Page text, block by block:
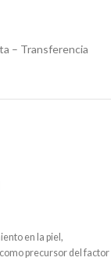
– Transferencia
en la piel,
precursor del factor